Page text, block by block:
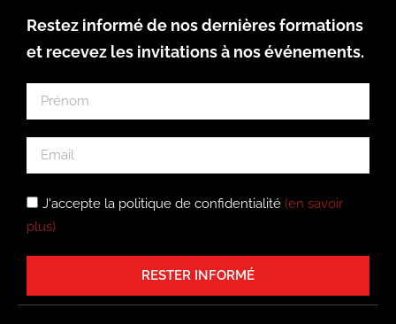
Restez informé de nos dernières formations
et recevez les invitations à nos événements.
J'accepte la politique de confidentialité (en savoir
plus)
RESTER INFORMÉ